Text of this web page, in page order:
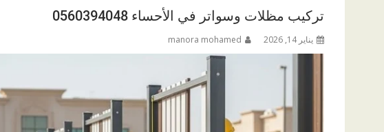
تركيب مظلات وسواتر في الأحساء 0560394048
يناير 14, 2026 manora mohamed